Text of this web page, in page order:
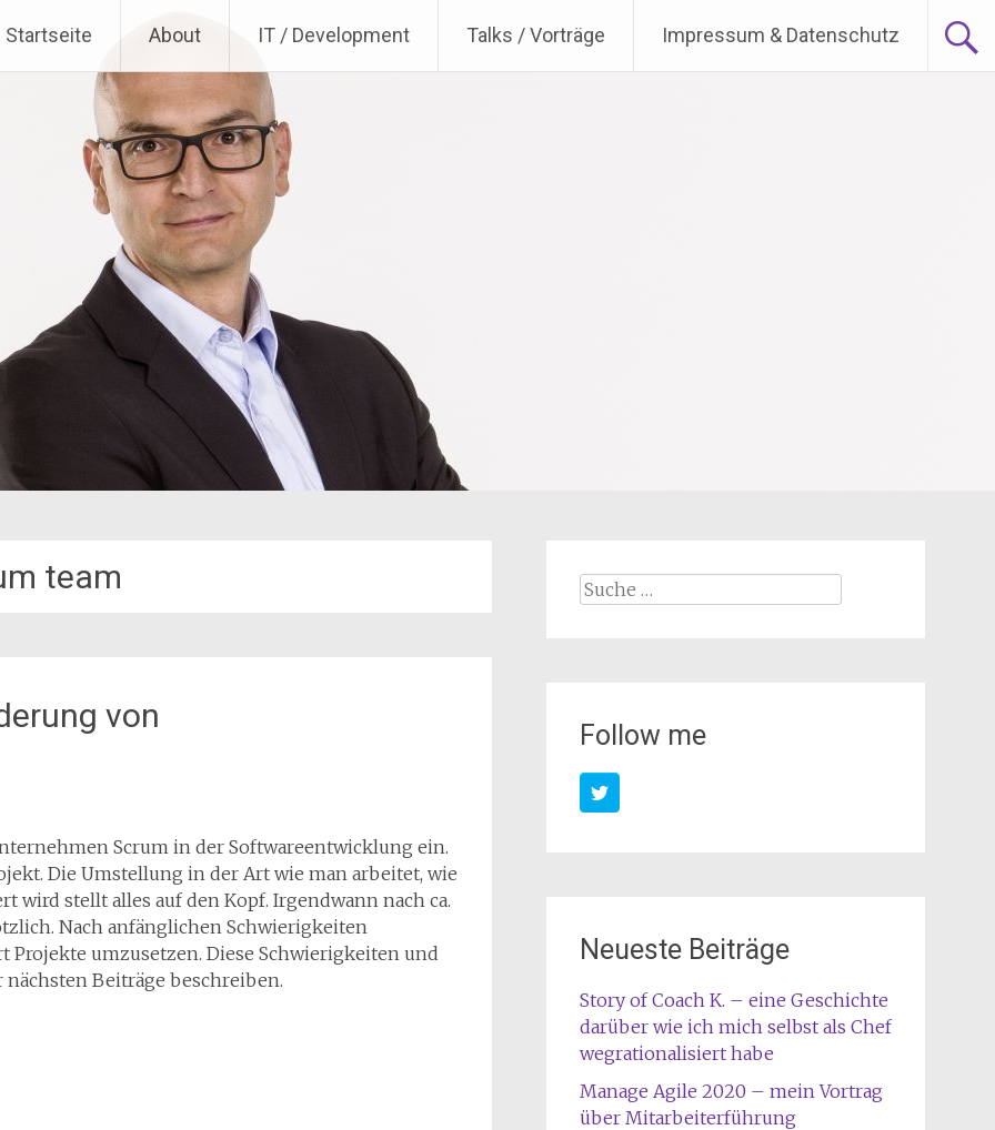
Startseite About IT / Development Talks / Vorträge Impressum & Datenschutz
team
von
Scrum in der Softwareentwicklung ein.
Die Umstellung in der Art wie man arbeitet, wie
stellt alles auf den Kopf. Irgendwann nach ca.
Nach anfänglichen Schwierigkeiten
umzusetzen. Diese Schwierigkeiten und
Beiträge beschreiben.
Suche
Follow me
Neueste Beiträge
Story of Coach K. – eine Geschichte
darüber wie ich mich selbst als Chef
wegrationalisiert habe
Manage Agile 2020 – mein Vortrag
über Mitarbeiterführung